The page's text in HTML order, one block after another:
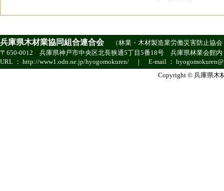
兵庫県木材業協同組合連合会 （林業・木材製造業労働災害防止協
〒650-0012 兵庫県神戸市中央区北長狭通5丁目5番18号 兵庫県林業会
URL ： http://www1.odn.ne.jp/hyogomokuren/ ｜ E-mail ：
Copyright © 兵庫県木